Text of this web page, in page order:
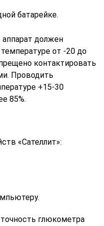
батарейке.
должен
от -20 до
контактировать
Проводить
+15-30
85%.
«Сателлит»:
глюкометра